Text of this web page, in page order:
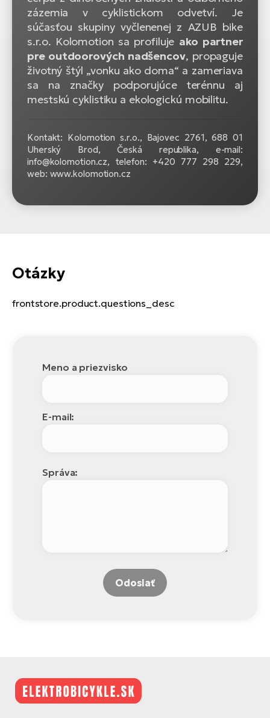
zázemia v cyklistickom odvetví. Je
súčasťou skupiny vyčlenenej z AZUB bike
s.r.o. Kolomotion sa profiluje ako partner
pre outdoorových nadšencov, propaguje
životný štýl „vonku ako doma“ a zameriava
sa na značky podporujúce terénnu aj
mestskú cyklistiku a ekologickú mobilitu.
Kontakt: Kolomotion s.r.o., Bajovec 2761, 688 01
Uherský Brod, Česká republika, e-mail:
info@kolomotion.cz, telefon: +420 777 298 229,
web: www.kolomotion.cz
Otázky
frontstore.product.questions_desc
Meno a priezvisko
E-mail:
Správa:
Odoslať